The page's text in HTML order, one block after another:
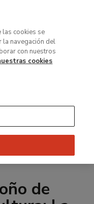
de
las cookies se
la navegación del
con nuestros
cookies